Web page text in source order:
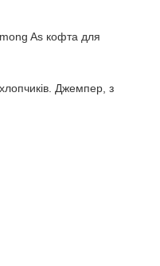
As кофта для
Джемпер, з